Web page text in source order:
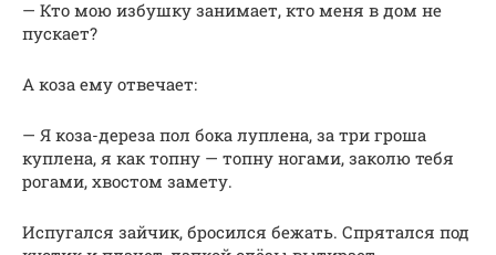
— Кто мою избушку занимает, кто меня в дом не
пускает?
А коза ему отвечает:
— Я коза-дереза пол бока луплена, за три гроша
куплена, я как топну — топну ногами, заколю тебя
рогами, хвостом замету.
Испугался зайчик, бросился бежать. Спрятался под